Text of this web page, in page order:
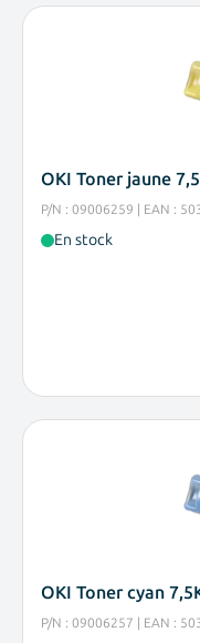
OKI Toner jaune
P/N : 09006259 | EAN :
En stock
OKI Toner cyan
P/N : 09006257 | EAN :